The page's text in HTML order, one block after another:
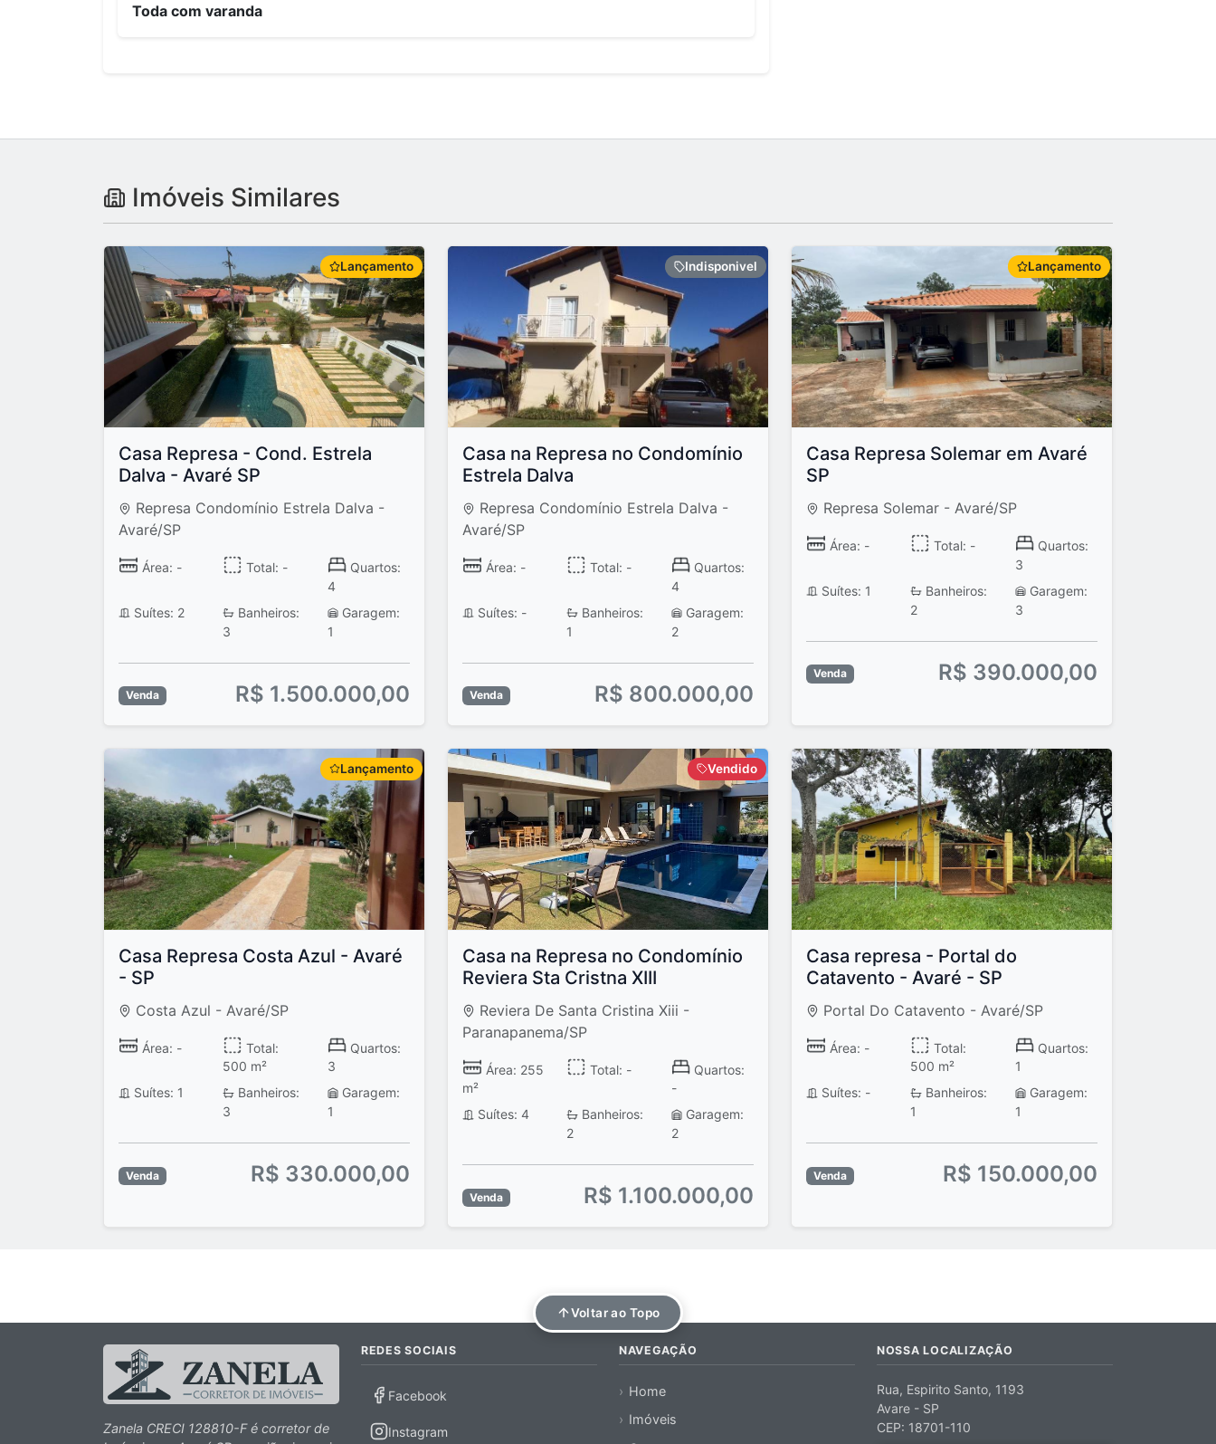
Toda com varanda
Imóveis Similares
Lançamento
Casa Represa - Cond. Estrela
Dalva - Avaré SP
Represa Condomínio Estrela Dalva -
Avaré/SP
Área: - Total: -
Quartos:
4
Suítes: 2
Banheiros:
3
Garagem:
1
Venda R$ 1.500.000,00
Indisponivel
Casa na Represa no Condomínio
Estrela Dalva
Represa Condomínio Estrela Dalva -
Avaré/SP
Área: - Total: -
Quartos:
4
Suítes: -
Banheiros:
1
Garagem:
2
Venda R$ 800.000,00
Lançamento
Casa Represa Solemar em Avaré
SP
Represa Solemar - Avaré/SP
Área: - Total: -
Quartos:
3
Suítes: 1
Banheiros:
2
Garagem:
3
Venda R$ 390.000,00
Lançamento
Casa Represa Costa Azul - Avaré
- SP
Costa Azul - Avaré/SP
Área: -
Total:
500 m²
Quartos:
3
Suítes: 1
Banheiros:
3
Garagem:
1
Venda R$ 330.000,00
Vendido
Casa na Represa no Condomínio
Reviera Sta Cristna XIII
Reviera De Santa Cristina Xiii -
Paranapanema/SP
Área: 255
m²
Total: -
Quartos:
-
Suítes: 4
Banheiros:
2
Garagem:
2
Venda R$ 1.100.000,00
Casa represa - Portal do
Catavento - Avaré - SP
Portal Do Catavento - Avaré/SP
Área: -
Total:
500 m²
Quartos:
1
Suítes: -
Banheiros:
1
Garagem:
1
Venda R$ 150.000,00
Voltar ao Topo
Zanela CRECI 128810-F é corretor de
REDES SOCIAIS
Facebook
Instagram
NAVEGAÇÃO
Home
Imóveis
NOSSA LOCALIZAÇÃO
Rua, Espirito Santo, 1193
Avare - SP
CEP: 18701-110